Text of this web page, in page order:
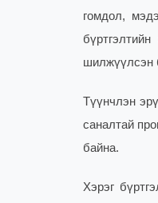
гомдол,
шилжүүлсэн
Түүнчлэн
саналтай
байна.
Хэрэг